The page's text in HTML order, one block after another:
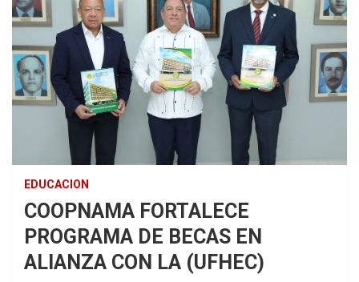
EDUCACION
COOPNAMA FORTALECE
PROGRAMA DE BECAS EN
ALIANZA CON LA (UFHEC)